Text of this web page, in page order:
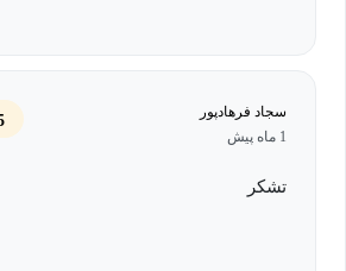
سجاد فرهادپور
1 ماه پیش
تشکر